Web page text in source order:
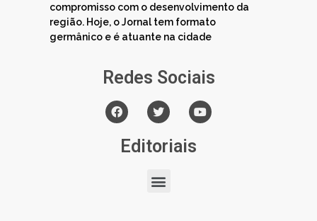
compromisso com o desenvolvimento da
região. Hoje, o Jornal tem formato
germânico e é atuante na cidade
Redes Sociais
Editoriais